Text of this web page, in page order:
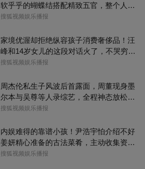
软乎乎的蝴蝶结搭配精致五官，整个人灵
气满满难怪大家都说艾米是大花幼年体，
搜狐视频娱乐播报
家境优渥却拒绝纵容孩子消费奢侈品！汪
峰和14岁女儿的这段对话火了，不哭穷不
宠溺，把消费边界讲得明明白白，育儿观
搜狐视频娱乐播报
周杰伦私生子风波后首露面，周董现身墨
尔本与吴尊等人录综艺，全程神态放松、
有说有笑，还主动向路人打招呼，完全没
杰威尔已发声明追责，清者自清#周杰伦
搜狐视频娱乐播报
内娱难得的靠谱小孩！尹浩宇怕介绍不好
姜妍精心准备的古法菜肴，主动收集资料
做PDF菜单，标注菜品地域背景配图，连
搜狐视频娱乐播报